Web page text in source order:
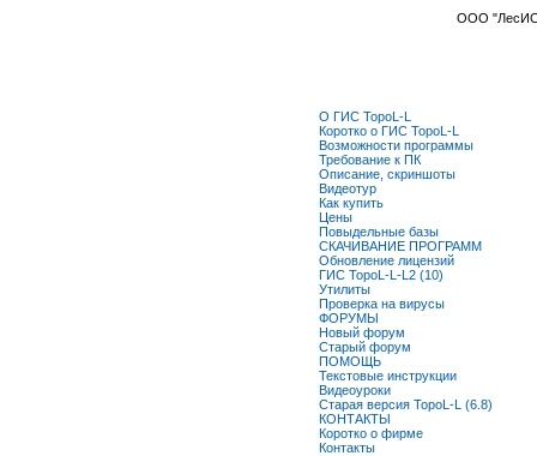
ООО "ЛесИС"
О ГИС TopoL-L
Коротко о ГИС TopoL-L
Возможности программы
Требование к ПК
Описание, скриншоты
Видеотур
Как купить
Цены
Повыдельные базы
СКАЧИВАНИЕ ПРОГРАММ
Обновление лицензий
ГИС TopoL-L-L2 (10)
Утилиты
Пpoвepкa на виpycы
ФОРУМЫ
Новый форум
Старый форум
ПОМОЩЬ
Текстовые инструкции
Видеоуроки
Старая версия TopoL-L (6.8)
КОНТАКТЫ
Коротко о фирме
Контакты